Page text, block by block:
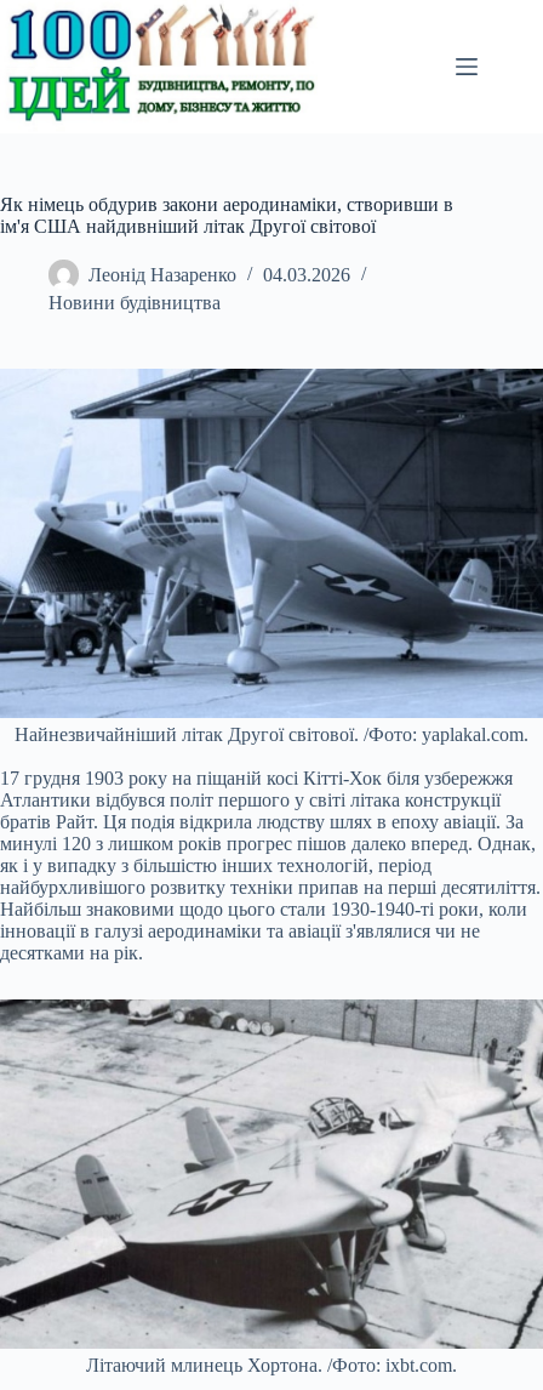
Перейти
до
вмісту
Як німець обдурив закони аеродинаміки, створивши в
ім'я США найдивніший літак Другої світової
Леонід Назаренко
04.03.2026
Новини будівництва
Найнезвичайніший літак Другої світової. /Фото: yaplakal.com.
17 грудня 1903 року на піщаній косі Кітті-Хок біля узбережжя
Атлантики відбувся політ першого у світі літака конструкції
братів Райт. Ця подія відкрила людству шлях в епоху авіації. За
минулі 120 з лишком років прогрес пішов далеко вперед. Однак,
як і у випадку з більшістю інших технологій, період
найбурхливішого розвитку техніки припав на перші десятиліття.
Найбільш знаковими щодо цього стали 1930-1940-ті роки, коли
інновації в галузі аеродинаміки та авіації з'являлися чи не
десятками на рік.
Літаючий млинець Хортона. /Фото: ixbt.com.